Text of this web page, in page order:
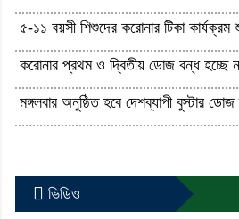
৫-১১ বয়সী শিশুদের করোনার টিকা কার্যক্রম
করোনার প্রথম ও দ্বিতীয় ডোজ বন্ধ হচ্ছে
মঙ্গলবার অনুষ্ঠিত হবে দেশব্যাপী বুস্টার
ভিডিও